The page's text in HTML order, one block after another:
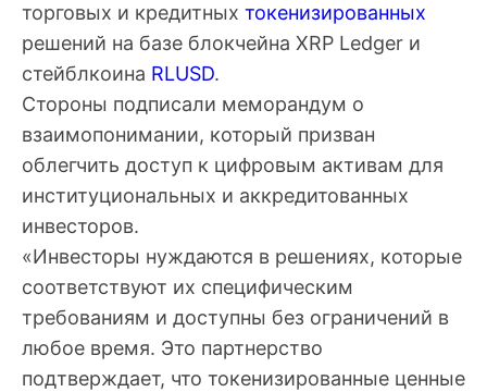
торговых и кредитных токенизированных
решений на базе блокчейна XRP Ledger и
стейблкоина RLUSD.
Стороны подписали меморандум о
взаимопонимании, который призван
облегчить доступ к цифровым активам для
институциональных и аккредитованных
инвесторов.
«Инвесторы нуждаются в решениях, которые
соответствуют их специфическим
требованиям и доступны без ограничений в
любое время. Это партнерство
подтверждает, что токенизированные ценные